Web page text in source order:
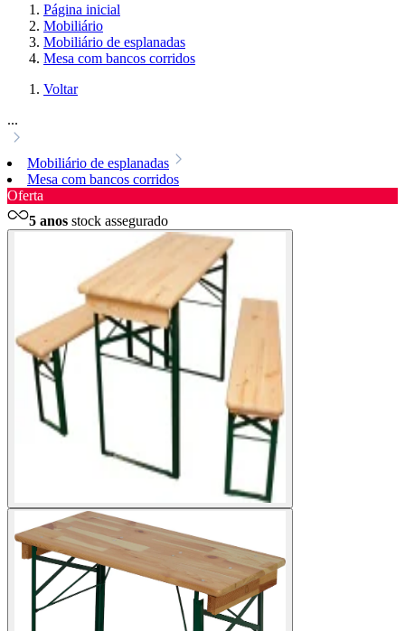
Página inicial
Mobiliário
Mobiliário de esplanadas
Mesa com bancos corridos
Voltar
...
Mobiliário de esplanadas
Mesa com bancos corridos
Oferta
5 anos stock assegurado